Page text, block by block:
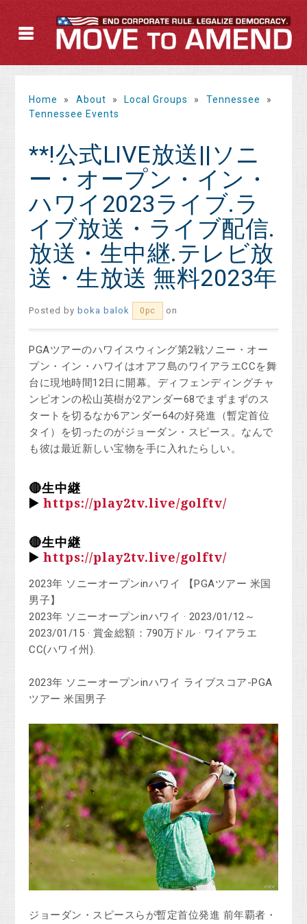
Home » About » Local Groups » Tennessee
»
Tennessee Events
**!公式LIVE放送||ソニ
ー・オープン・イン・
ハワイ2023ライブ.ラ
イブ放送・ライブ配信.
放送・生中継.テレビ放
送・生放送 無料2023年
Posted by boka balok 0pc on
PGAツアーのハワイスウィング第2戦ソニー・オー
プン・イン・ハワイはオアフ島のワイアラエCCを舞
台に現地時間12日に開幕。ディフェンディングチャ
ンピオンの松山英樹が2アンダー68でまずまずのス
タートを切るなか6アンダー64の好発進（暫定首位
タイ）を切ったのがジョーダン・スピース。なんで
も彼は最近新しい宝物を手に入れたらしい。
🔴生中継
▶️ https://play2tv.live/golftv/
🔴生中継
▶️ https://play2tv.live/golftv/
2023年 ソニーオープンinハワイ 【PGAツアー 米国
男子】
2023年 ソニーオープンinハワイ · 2023/01/12～
2023/01/15 · 賞金総額：790万ドル · ワイアラエ
CC(ハワイ州).
2023年 ソニーオープンinハワイ ライブスコア-PGA
ツアー 米国男子
ジョーダン・スピースらが暫定首位発進 前年覇者・